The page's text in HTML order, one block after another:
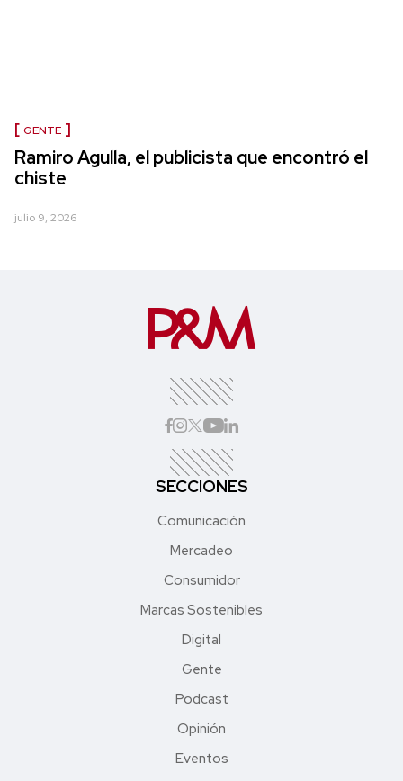
GENTE
Ramiro Agulla, el publicista que encontró el
chiste
julio 9, 2026
SECCIONES
Comunicación
Mercadeo
Consumidor
Marcas Sostenibles
Digital
Gente
Podcast
Opinión
Eventos